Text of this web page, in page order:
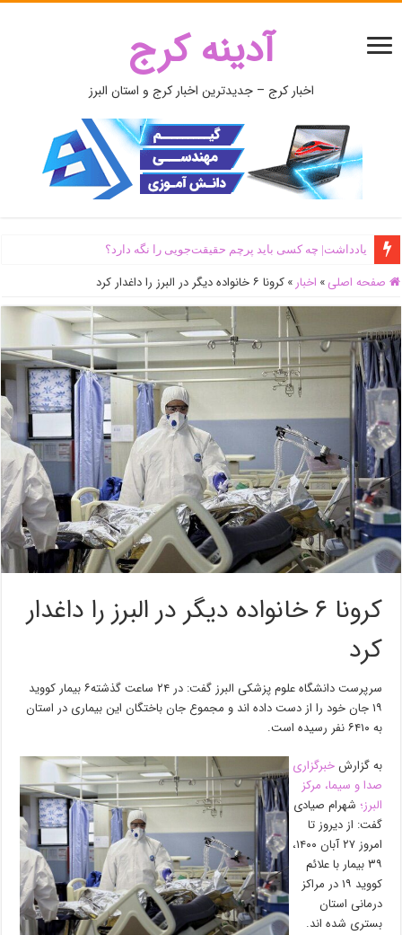
آدینه کرج
اخبار کرج – جدیدترین اخبار کرج و استان البرز
یادداشت| ‌چه کسی باید پرچم حقیقت‌جویی را نگه دارد؟
صفحه اصلی » اخبار » کرونا ۶ خانواده دیگر در البرز را داغدار کرد
کرونا ۶ خانواده دیگر در البرز را داغدار
کرد
سرپرست ‌دانشگاه علوم پزشکی البرز گفت: در ۲۴ ساعت گذشته۶ بیمار کووید
۱۹ جان خود را از دست داده اند و مجموع جان باختگان این بیماری در استان
به ۶۴۱۰ نفر رسیده است.
به گزارشخبرگزاری
صدا و سیما، مرکز
البرز؛ شهرام صیادی
گفت: از دیروز تا
امروز ۲۷ آبان ۱۴۰۰،
۳۹ بیمار با علائم
كووید ۱۹ در مراكز
درمانی استان
بستری شده اند.